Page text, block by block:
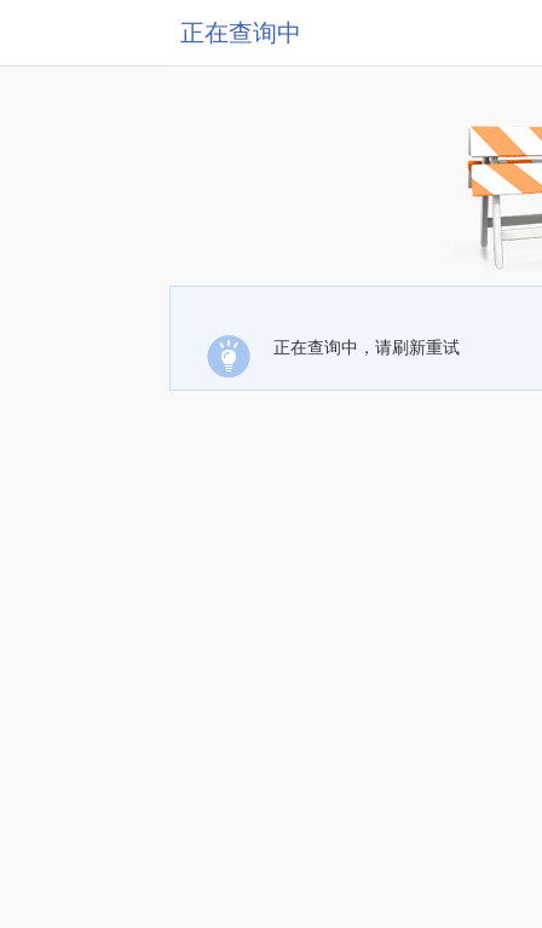
正在查询中
正在查询中，请刷新重试